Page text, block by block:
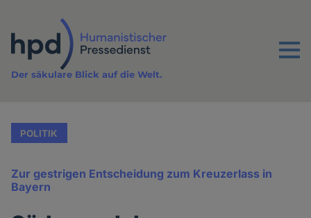
Inhalt
Menu
Der säkulare Blick auf die Welt.
POLITIK
Zur gestrigen Entscheidung zum Kreuzerlass in
Bayern